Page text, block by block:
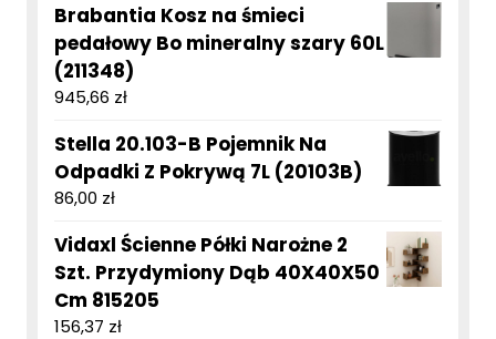
Brabantia Kosz na śmieci
pedałowy Bo mineralny szary 60L
(211348)
945,66 zł
Stella 20.103-B Pojemnik Na
Odpadki Z Pokrywą 7L (20103B)
86,00 zł
Vidaxl Ścienne Półki Narożne 2
Szt. Przydymiony Dąb 40X40X50
Cm 815205
156,37 zł